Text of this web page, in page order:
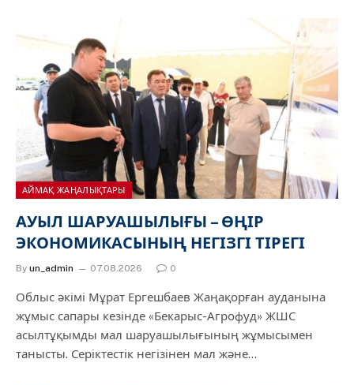
АЙМАҚ ЖАҢАЛЫҚТАРЫ
АУЫЛ ШАРУАШЫЛЫҒЫ – ӨҢІР
ЭКОНОМИКАСЫНЫҢ НЕГІЗГІ ТІРЕГІ
By un_admin 07.08.2026 0
Облыс әкімі Мұрат Ергешбаев Жаңақорған ауданына
жұмыс сапары кезінде «Бекарыс-Агрофуд» ЖШС
асылтұқымды мал шаруашылығының жұмысымен
танысты. Серіктестік негізінен мал және…